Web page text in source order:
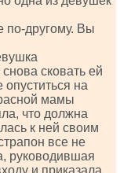
по-другому. Вы
сковать ей
на
мамы
что должна
к ней своим
все не
руководившая
и приказала